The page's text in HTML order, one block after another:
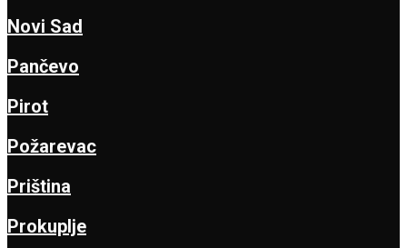
Novi Sad
Pančevo
Pirot
Požarevac
Priština
Prokuplje